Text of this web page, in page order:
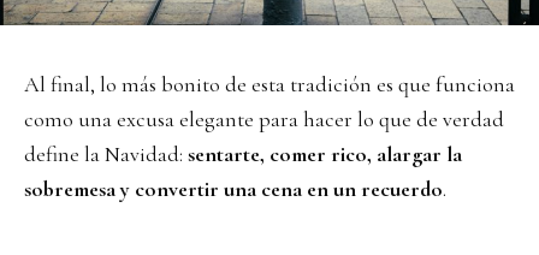
Al final, lo más bonito de esta tradición es que funciona
como una excusa elegante para hacer lo que de verdad
define la Navidad: sentarte, comer rico, alargar la
sobremesa y convertir una cena en un recuerdo.